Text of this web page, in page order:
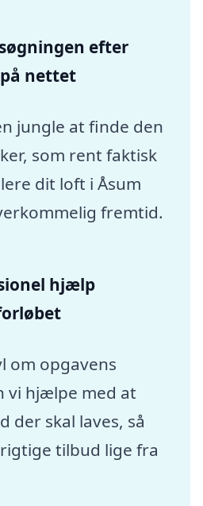
efter
nettet
jungle at finde den
som rent faktisk
dit loft i Åsum
fremtid.
hjælp
om opgavens
vi hjælpe med at
der skal laves, så
tilbud lige fra